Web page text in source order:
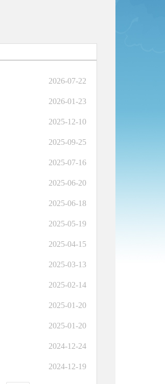
2026-07-22
2026-01-23
2025-12-10
2025-09-25
2025-07-16
2025-06-20
2025-06-18
2025-05-19
2025-04-15
2025-03-13
2025-02-14
2025-01-20
2025-01-20
2024-12-24
2024-12-19